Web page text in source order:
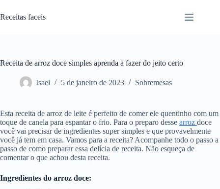
para
o
Receitas faceis
Receita de arroz doce simples aprenda a fazer do jeito certo
Isael 5 de janeiro de 2023 Sobremesas
Esta receita de arroz de leite é perfeito de comer ele quentinho com um
toque de canela para espantar o frio. Para o preparo desse arroz doce
você vai precisar de ingredientes super simples e que provavelmente
você já tem em casa. Vamos para a receita? Acompanhe todo o passo a
passo de como preparar essa delícia de receita. Não esqueça de
comentar o que achou desta receita.
Ingredientes do arroz doce: